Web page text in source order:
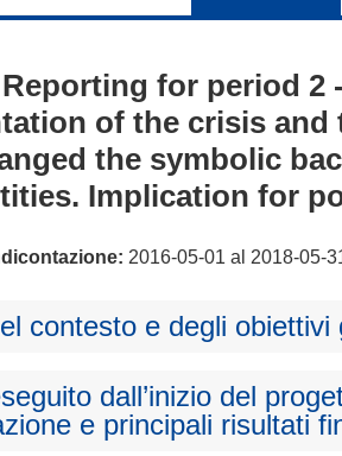
for period 2
of the crisis
the symbolic
Implication for
2016-05-01 al 2018-05-
contesto e degli obiettivi
dall’inizio del
e principali risultati